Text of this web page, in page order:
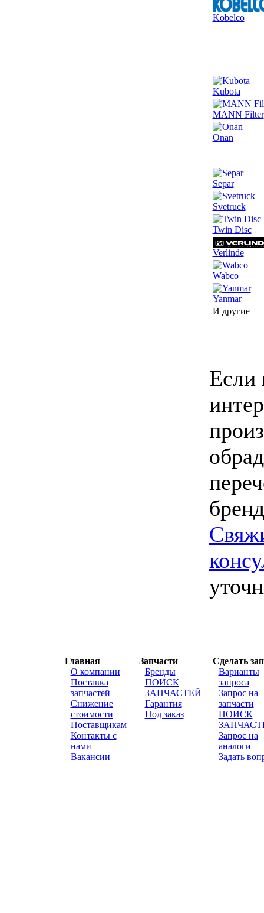
Kobelco
Kubota
MANN Filter
Onan
Separ
Svetruck
Twin Disc
Verlinde
Wabco
Yanmar
И другие
Если
Главная
О компании
Поставка
запчастей
Снижение
стоимости
Поставщикам
Контакты с
нами
Вакансии
Запчасти
Бренды
ПОИСК
ЗАПЧАСТЕЙ
Гарантия
Под заказ
Сделать
Варианты
запроса
Запрос на
запчасти
ПОИСК
Запрос на
аналоги
Задать